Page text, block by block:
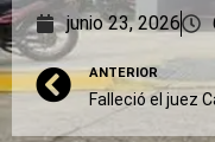
junio 23, 2026
ANTERIOR